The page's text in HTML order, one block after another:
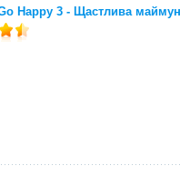
Happy 3 - Щастлива